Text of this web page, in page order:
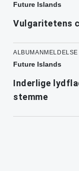
Future Islands
Vulgaritetens
Future Islands
Inderlige
stemme